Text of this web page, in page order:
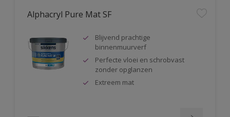
Alphacryl Pure Mat SF
Blijvend prachtige
binnenmuurverf
Perfecte vloei en schrobvast
zonder opglanzen
Extreem mat